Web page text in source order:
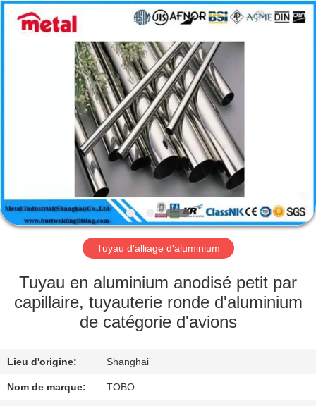
MAISON
PRODUITS
DE
NOUS
VISITE
D'USINE
DE
QUALITÉ
STEEL
GROUP
CHINA.
Tuyau d'alliage d'aluminium
Tuyau en aluminium anodisé petit par
capillaire, tuyauterie ronde d'aluminium
de catégorie d'avions
Lieu d'origine: Shanghai
Nom de marque: TOBO